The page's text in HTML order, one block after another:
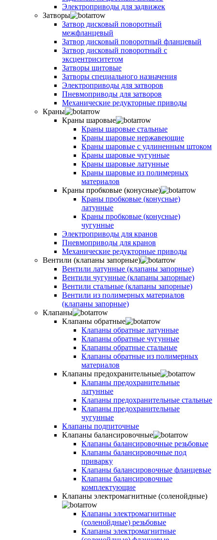
Электроприводы для задвижек
Затворы
Затвор дисковый поворотный
межфланцевый
Затвор дисковый поворотный фланцевый
Затвор дисковый поворотный с
эксцентриситетом
Затворы щитовые
Затворы специального назначения
Электроприводы для затворов
Пневмоприводы для затворов
Механические редукторные приводы
Краны
Краны шаровые
Краны шаровые стальные
Краны шаровые нержавеющие
Краны шаровые с удлиненным штоком
Краны шаровые чугунные
Краны шаровые латунные
Краны шаровые из полимерных
материалов
Краны пробковые (конусные)
Краны пробковые (конусные)
латунные
Краны пробковые (конусные)
чугунные
Электроприводы для кранов
Пневмоприводы для кранов
Механические редукторные приводы
Вентили (клапаны запорные)
Вентили латунные (клапаны запорные)
Вентили чугунные (клапаны запорные)
Вентили стальные (клапаны запорные)
Вентили из полимерных материалов
(клапаны запорные)
Клапаны
Клапаны обратные
Клапаны обратные латунные
Клапаны обратные чугунные
Клапаны обратные стальные
Клапаны обратные из полимерных
материалов
Клапаны предохранительные
Клапаны предохранительные
латунные
Клапаны предохранительные стальные
Клапаны предохранительные
чугунные
Клапаны подпиточные
Клапаны балансировочные
Клапаны балансировочные резьбовые
Клапаны балансировочные под
приварку
Клапаны балансировочные фланцевые
Клапаны балансировочные
комплектующие
Клапаны электромагнитные (соленойдные)
Клапаны электромагнитные
(соленойдные) резьбовые
Клапаны электромагнитные